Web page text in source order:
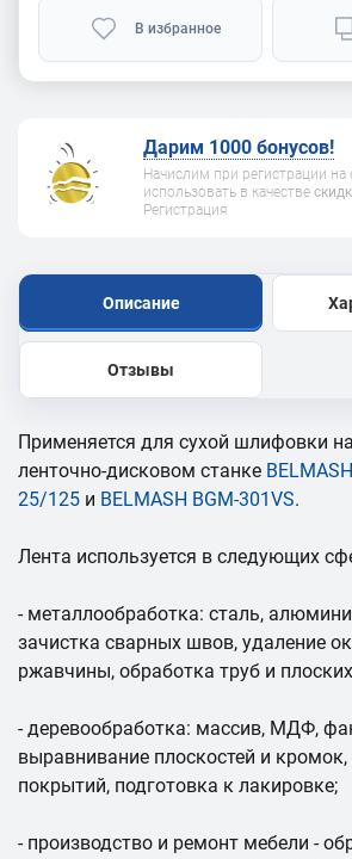
В избранное
Дарим 1000 бонусов!
Начислим при регистрации
использовать в качестве
Регистрация
Описание
Отзывы
Применяется для сухой шлифовки
ленточно-дисковом станке
25/125 и BELMASH BGM-301VS.
Лента используется в следующих
- металлообработка: сталь,
зачистка сварных швов, удаление
ржавчины, обработка труб и
- деревообработка: массив, МДФ,
выравнивание плоскостей и
покрытий, подготовка к лакировке;
- производство и ремонт мебели -